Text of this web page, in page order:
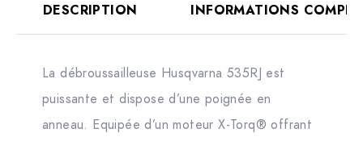
DESCRIPTION INFORMATIONS
La débroussailleuse Husqvarna 535RJ est
puissante et dispose d’une poignée en
anneau. Equipée d’un moteur X-Torq® offrant